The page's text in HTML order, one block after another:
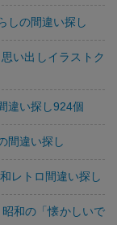
しの間違い探し
い出しイラストク
違い探し924個
間違い探し
レトロ間違い探し
和の「懐かしいで